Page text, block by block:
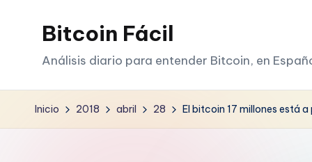
Bitcoin Fácil
Análisis diario para entender Bitcoin, en
Inicio 2018 abril 28 El bitcoin 17 millones está